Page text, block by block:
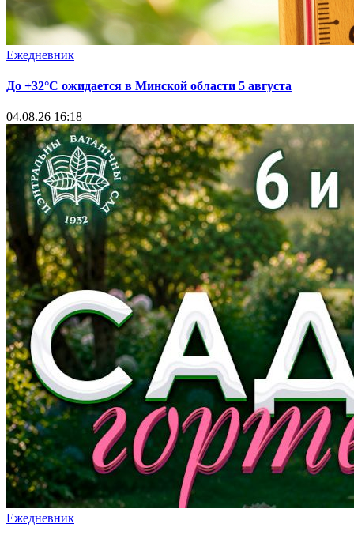
Ежедневник
До +32°С ожидается в Минской области 5 августа
04.08.26 16:18
Ежедневник